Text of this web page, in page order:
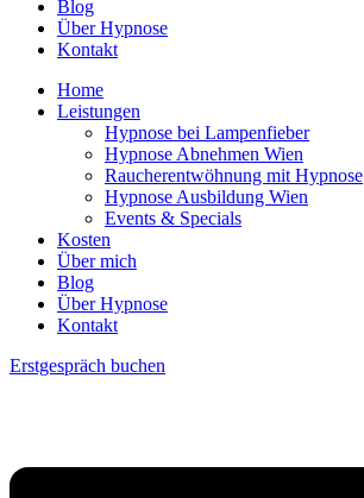
Blog
Über Hypnose
Kontakt
Home
Leistungen
Hypnose bei Lampenfieber
Hypnose Abnehmen Wien
Raucherentwöhnung mit Hypnose
Hypnose Ausbildung Wien
Events & Specials
Kosten
Über mich
Blog
Über Hypnose
Kontakt
Erstgespräch buchen